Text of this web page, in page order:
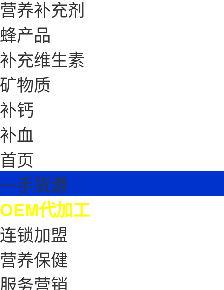
营养补充剂
蜂产品
补充维生素
矿物质
补钙
补血
首页
一手货源
OEM代加工
连锁加盟
营养保健
服务营销